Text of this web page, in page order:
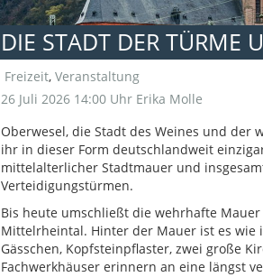
DIE STADT DER TÜRME
Freizeit, Veranstaltung
26 Juli 2026 14:00 Uhr Erika Molle
Oberwesel, die Stadt des Weines und der
ihr in dieser Form deutschlandweit
mittelalterlicher Stadtmauer und
Verteidigungstürmen.
Bis heute umschließt die wehrhafte
Mittelrheintal. Hinter der Mauer ist es wie
Gässchen, Kopfsteinpflaster, zwei große
Fachwerkhäuser erinnern an eine längst